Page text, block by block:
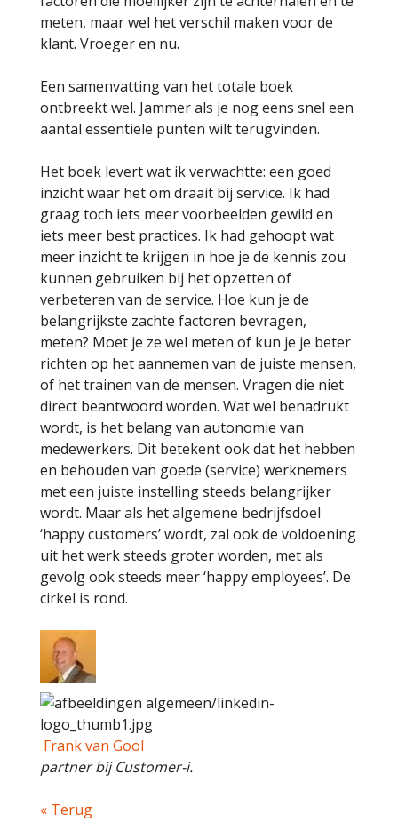
meten, maar wel het verschil maken voor de
klant. Vroeger en nu.
Een samenvatting van het totale boek
ontbreekt wel. Jammer als je nog eens snel een
aantal essentiële punten wilt terugvinden.
Het boek levert wat ik verwachtte: een goed
inzicht waar het om draait bij service. Ik had
graag toch iets meer voorbeelden gewild en
iets meer best practices. Ik had gehoopt wat
meer inzicht te krijgen in hoe je de kennis zou
kunnen gebruiken bij het opzetten of
verbeteren van de service. Hoe kun je de
belangrijkste zachte factoren bevragen,
meten? Moet je ze wel meten of kun je je beter
richten op het aannemen van de juiste mensen,
of het trainen van de mensen. Vragen die niet
direct beantwoord worden. Wat wel benadrukt
wordt, is het belang van autonomie van
medewerkers. Dit betekent ook dat het hebben
en behouden van goede (service) werknemers
met een juiste instelling steeds belangrijker
wordt. Maar als het algemene bedrijfsdoel
‘happy customers’ wordt, zal ook de voldoening
uit het werk steeds groter worden, met als
gevolg ook steeds meer ‘happy employees’. De
cirkel is rond.
Frank van Gool
partner bij Customer-i.
« Terug